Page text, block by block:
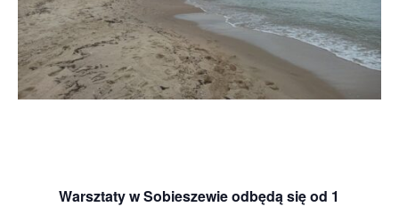
Warsztaty w Sobieszewie odbędą się od 1